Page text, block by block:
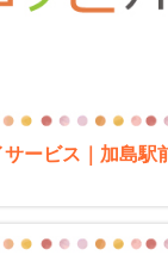
ービス｜加島駅